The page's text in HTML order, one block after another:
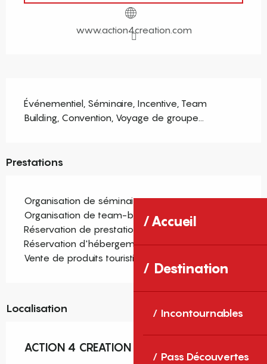
Accueil
Destination
Incontournables
Pass Découvertes
www.action4creation.com
Événementiel, Séminaire, Incentive, Team
Building, Convention, Voyage de groupe...
Prestations
Organisation de séminaires
Organisation de team-building
Réservation de prestations annexes
Réservation d'hébergements
Vente de produits touristiques
Localisation
ACTION 4 CREATION